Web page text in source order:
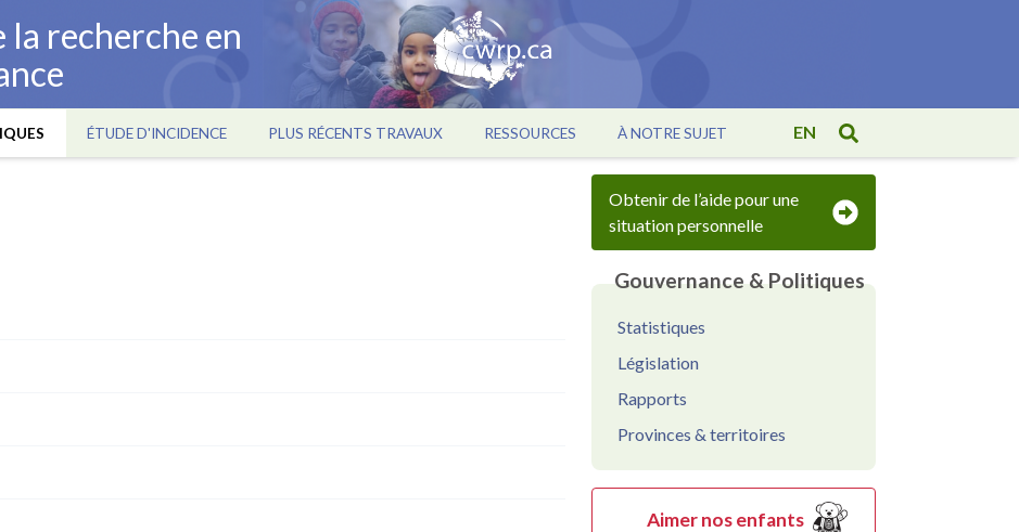
la recherche en
ÉTUDE D'INCIDENCE PLUS RÉCENTS TRAVAUX RESSOURCES À NOTRE SUJET EN
Obtenir de l’aide pour une
situation personnelle
Gouvernance & Politiques
Statistiques
Législation
Rapports
Provinces & territoires
Aimer nos enfants